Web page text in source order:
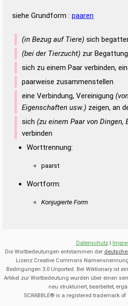
siehe Grundform : paaren
(in Bezug auf Tiere) sich
(bei der Tierzucht) zur
sich zu einem Paar verbinden,
paarweise zusammenstellen
eine Verbindung, Vereinigung
Eigenschaften usw.) zeigen, an
sich (zu einem Paar von Dingen,
verbinden
Worttrennung:
paarst
Wortform:
Konjugierte Form
Datenschutz|
Die Wortbedeutungen entstammen der
Lizenz Creative Commons
Bedingungen 3.0 Unported. Bei Wiktionary ist
Artikel zur Wortbedeutung wurden über einen
neu strukturiert, bearbeitet,
SCRABBLE® is a registered trademark of